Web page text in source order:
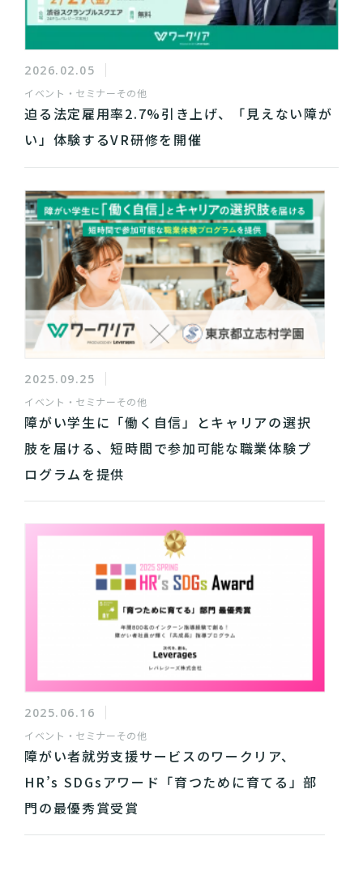
2026.02.05
イベント・セミナーその他
迫る法定雇用率2.7%引き上げ、「見えない障が
い」体験するVR研修を開催
2025.09.25
イベント・セミナーその他
障がい学生に「働く自信」とキャリアの選択
肢を届ける、短時間で参加可能な職業体験プ
ログラムを提供
2025.06.16
イベント・セミナーその他
障がい者就労支援サービスのワークリア、
HR’s SDGsアワード「育つために育てる」部
門の最優秀賞受賞